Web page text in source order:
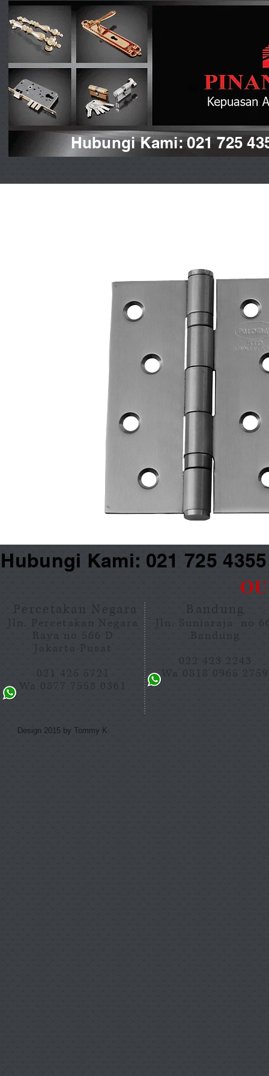
Hubungi Kami: 021 725
Kami: 021 725
Percetakan Negara
Jln. Percetakan Negara
Raya no 566 D
Jakarta Pusat
021 425 5721
Wa 0877 7558 0361
Bandung
Jln. Suniaraja no
Bandung
022 423 2243
Wa 0818 0965 2759
Design 2015 by Tommy K.